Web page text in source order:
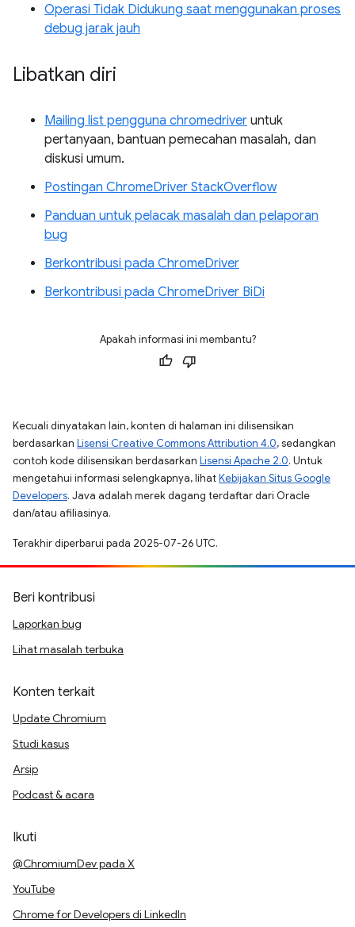
Operasi Tidak Didukung saat menggunakan proses
debug jarak jauh
Libatkan diri
Mailing list pengguna chromedriver untuk
pertanyaan, bantuan pemecahan masalah, dan
diskusi umum.
Postingan ChromeDriver StackOverflow
Panduan untuk pelacak masalah dan pelaporan
bug
Berkontribusi pada ChromeDriver
Berkontribusi pada ChromeDriver BiDi
Apakah informasi ini membantu?
Kecuali dinyatakan lain, konten di halaman ini dilisensikan
berdasarkan Lisensi Creative Commons Attribution 4.0, sedangkan
contoh kode dilisensikan berdasarkan Lisensi Apache 2.0. Untuk
mengetahui informasi selengkapnya, lihatKebijakan Situs Google
Developers. Java adalah merek dagang terdaftar dari Oracle
dan/atau afiliasinya.
Terakhir diperbarui pada 2025-07-26 UTC.
Beri kontribusi
Laporkan bug
Lihat masalah terbuka
Konten terkait
Update Chromium
Studi kasus
Arsip
Podcast & acara
Ikuti
@ChromiumDev pada X
YouTube
Chrome for Developers di LinkedIn